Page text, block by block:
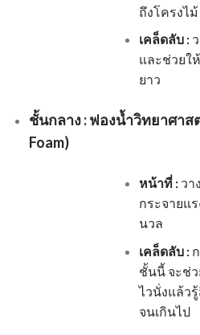
ถึงโครงไม้
เคล็ดลับ :
และช่วยใ
ยาว
ชั้นกลาง : ฟองน้ำวิทยาศาส
Foam)
หน้าที่ : วา
กระจายแ
นวล
เคล็ดลับ :
ชั้นนี้ จะช่
ไวนั่งแล้ว
จนเกินไป